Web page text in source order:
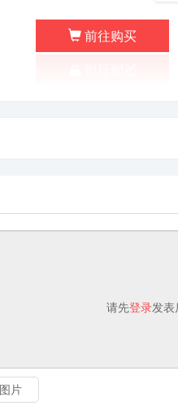
前往购买
请先登录发表
图片